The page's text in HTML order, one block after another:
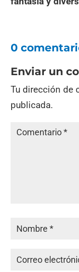
0
Enviar un
Tu dirección de
publicada.